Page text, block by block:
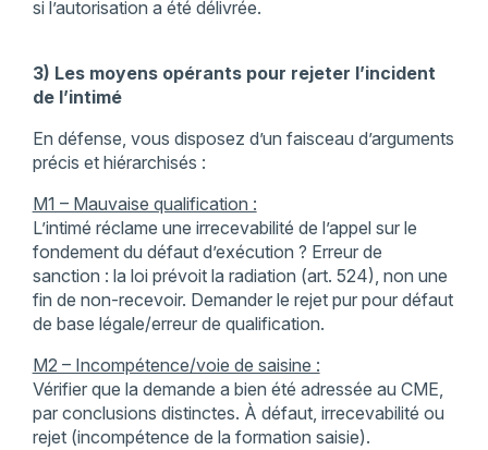
si l’autorisation a été délivrée.
3) Les moyens opérants pour rejeter l’incident
de l’intimé
En défense, vous disposez d’un faisceau d’arguments
précis et hiérarchisés :
M1 – Mauvaise qualification :
L’intimé réclame une irrecevabilité de l’appel sur le
fondement du défaut d’exécution ? Erreur de
sanction : la loi prévoit la radiation (art. 524), non une
fin de non-recevoir. Demander le rejet pur pour défaut
de base légale/erreur de qualification.
M2 – Incompétence/voie de saisine :
Vérifier que la demande a bien été adressée au CME,
par conclusions distinctes. À défaut, irrecevabilité ou
rejet (incompétence de la formation saisie).